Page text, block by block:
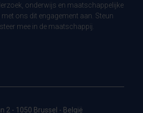
onderwijs en maatschappelijke
ons dit engagement aan. Steun
mee in de maatschappij.
2 - 1050 Brussel - België